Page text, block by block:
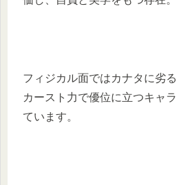
フィジカル面ではカナタに劣
カースト力で優位に立つキャ
ています。